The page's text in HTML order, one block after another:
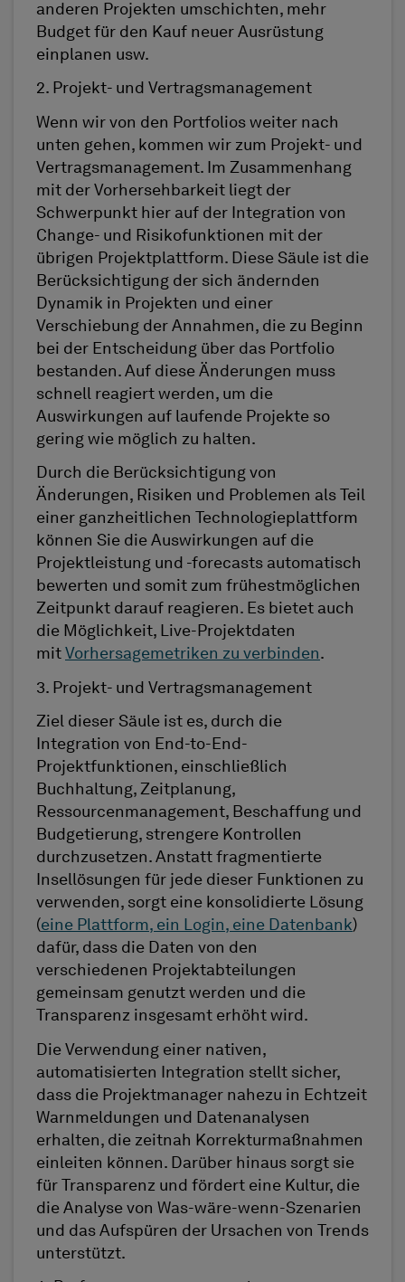
anderen Projekten umschichten, mehr
Budget für den Kauf neuer Ausrüstung
einplanen usw.
2. Projekt- und Vertragsmanagement
Wenn wir von den Portfolios weiter nach
unten gehen, kommen wir zum Projekt- und
Vertragsmanagement. Im Zusammenhang
mit der Vorhersehbarkeit liegt der
Schwerpunkt hier auf der Integration von
Change- und Risikofunktionen mit der
übrigen Projektplattform. Diese Säule ist die
Berücksichtigung der sich ändernden
Dynamik in Projekten und einer
Verschiebung der Annahmen, die zu Beginn
bei der Entscheidung über das Portfolio
bestanden. Auf diese Änderungen muss
schnell reagiert werden, um die
Auswirkungen auf laufende Projekte so
gering wie möglich zu halten.
Durch die Berücksichtigung von
Änderungen, Risiken und Problemen als Teil
einer ganzheitlichen Technologieplattform
können Sie die Auswirkungen auf die
Projektleistung und -forecasts automatisch
bewerten und somit zum frühestmöglichen
Zeitpunkt darauf reagieren. Es bietet auch
die Möglichkeit, Live-Projektdaten
mit Vorhersagemetriken zu verbinden.
3. Projekt- und Vertragsmanagement
Ziel dieser Säule ist es, durch die
Integration von End-to-End-
Projektfunktionen, einschließlich
Buchhaltung, Zeitplanung,
Ressourcenmanagement, Beschaffung und
Budgetierung, strengere Kontrollen
durchzusetzen. Anstatt fragmentierte
Insellösungen für jede dieser Funktionen zu
verwenden, sorgt eine konsolidierte Lösung
(eine Plattform, ein Login, eine Datenbank)
dafür, dass die Daten von den
verschiedenen Projektabteilungen
gemeinsam genutzt werden und die
Transparenz insgesamt erhöht wird.
Die Verwendung einer nativen,
automatisierten Integration stellt sicher,
dass die Projektmanager nahezu in Echtzeit
Warnmeldungen und Datenanalysen
erhalten, die zeitnah Korrekturmaßnahmen
einleiten können. Darüber hinaus sorgt sie
für Transparenz und fördert eine Kultur, die
die Analyse von Was-wäre-wenn-Szenarien
und das Aufspüren der Ursachen von Trends
unterstützt.